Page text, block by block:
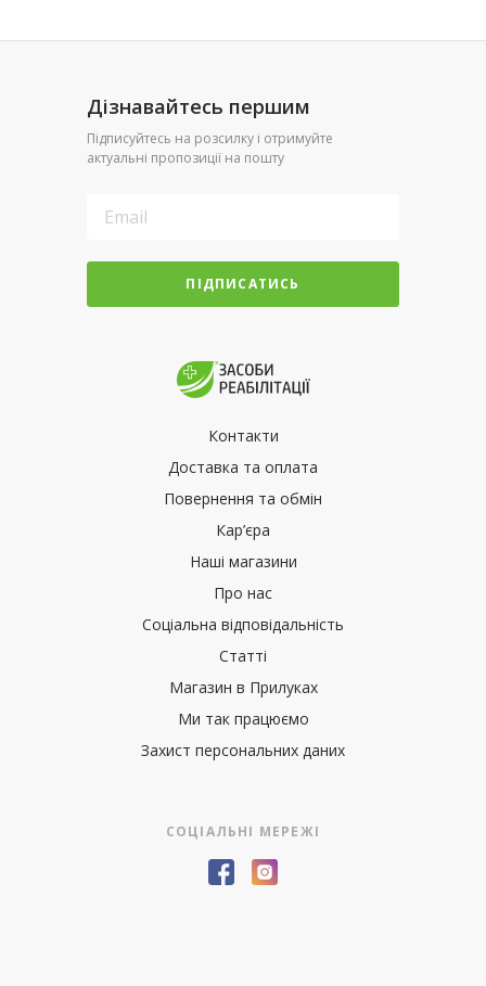
Дізнавайтесь першим
Підписуйтесь на розсилку і отримуйте
актуальні пропозиції на пошту
ПІДПИСАТИСЬ
Контакти
Доставка та оплата
Повернення та обмін
Кар’єра
Наші магазини
Про нас
Соціальна відповідальність
Статті
Магазин в Прилуках
Ми так працюємо
Захист персональних даних
СОЦІАЛЬНІ МЕРЕЖІ